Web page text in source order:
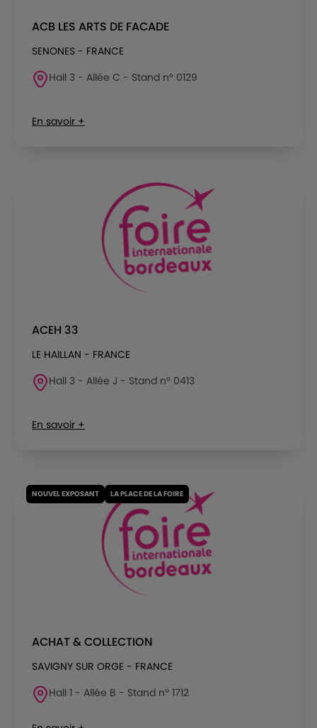
ACB LES ARTS DE FACADE
SENONES - FRANCE
Hall 3 - Allée C - Stand n° 0129
En savoir +
ACEH 33
LE HAILLAN - FRANCE
Hall 3 - Allée J - Stand n° 0413
En savoir +
NOUVEL EXPOSANT LA PLACE DE LA FOIRE
ACHAT & COLLECTION
SAVIGNY SUR ORGE - FRANCE
Hall 1 - Allée B - Stand n° 1712